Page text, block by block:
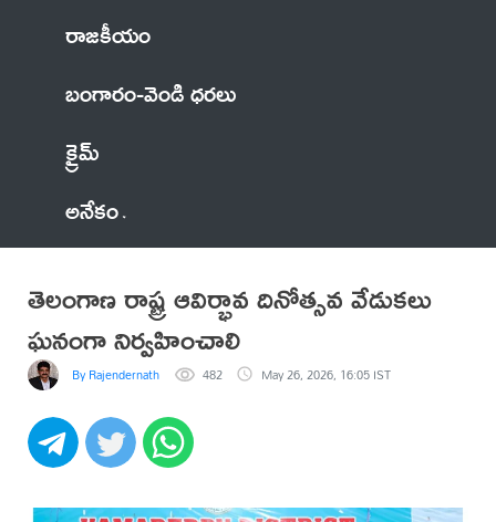
రాజకీయం
బంగారం-వెండి ధరలు
క్రైమ్
అనేకం
తెలంగాణ రాష్ట్ర ఆవిర్భావ దినోత్సవ వేడుకలు
ఘనంగా నిర్వహించాలి
By Rajendernath 482 May 26, 2026, 16:05 IST